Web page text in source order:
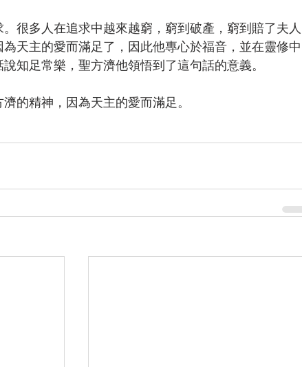
很多人在追求中越來越窮，窮到破產，窮到賠了夫人
天主的愛而滿足了，因此他專心於福音，並在靈修中
知足常樂，聖方濟他領悟到了這句話的意義。
的精神，因為天主的愛而滿足。